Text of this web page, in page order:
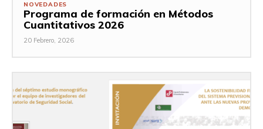
NOVEDADES
Programa de formación en Métodos
Cuantitativos 2026
20 Febrero, 2026